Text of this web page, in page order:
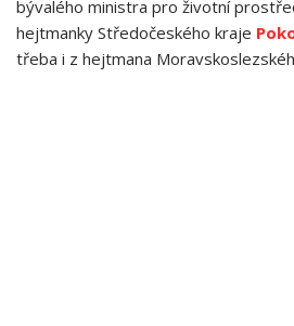
bývalého ministra pro životní
hejtmanky Středočeského kraje
třeba i z hejtmana